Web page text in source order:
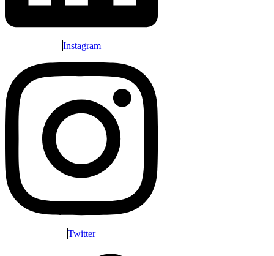
Instagram
Twitter